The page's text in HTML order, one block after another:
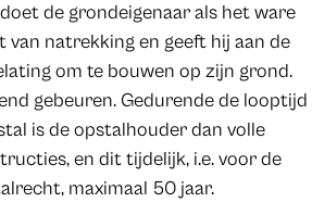
de grondeigenaar als het ware
natrekking en geeft hij aan de
om te bouwen op zijn grond.
gebeuren. Gedurende de looptijd
is de opstalhouder dan volle
en dit tijdelijk, i.e. voor de
maximaal 50 jaar.